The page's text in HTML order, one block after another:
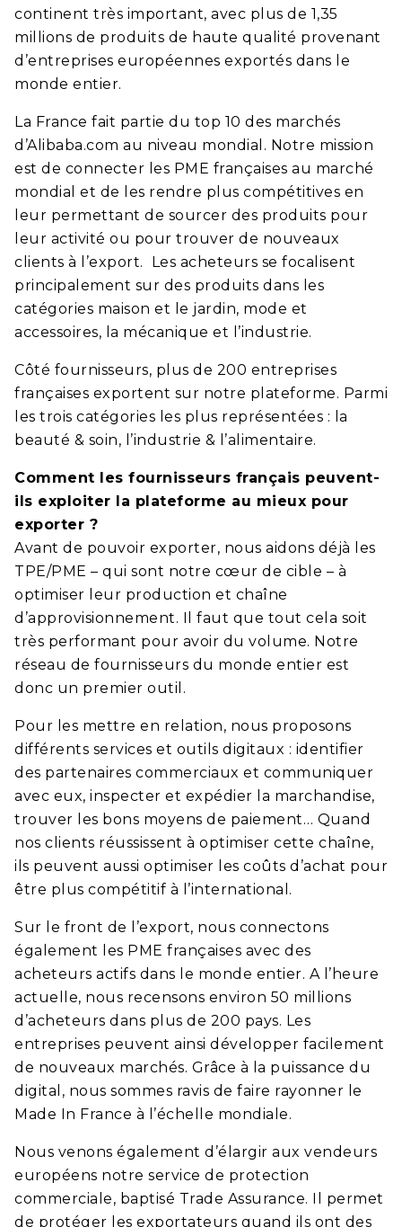
continent très important, avec plus de 1,35
millions de produits de haute qualité provenant
d’entreprises européennes exportés dans le
monde entier.
La France fait partie du top 10 des marchés
d’Alibaba.com au niveau mondial. Notre mission
est de connecter les PME françaises au marché
mondial et de les rendre plus compétitives en
leur permettant de sourcer des produits pour
leur activité ou pour trouver de nouveaux
clients à l’export. Les acheteurs se focalisent
principalement sur des produits dans les
catégories maison et le jardin, mode et
accessoires, la mécanique et l’industrie.
Côté fournisseurs, plus de 200 entreprises
françaises exportent sur notre plateforme. Parmi
les trois catégories les plus représentées : la
beauté & soin, l’industrie & l’alimentaire.
Comment les fournisseurs français peuvent-
ils exploiter la plateforme au mieux pour
exporter ?
Avant de pouvoir exporter, nous aidons déjà les
TPE/PME – qui sont notre cœur de cible – à
optimiser leur production et chaîne
d’approvisionnement. Il faut que tout cela soit
très performant pour avoir du volume. Notre
réseau de fournisseurs du monde entier est
donc un premier outil.
Pour les mettre en relation, nous proposons
différents services et outils digitaux : identifier
des partenaires commerciaux et communiquer
avec eux, inspecter et expédier la marchandise,
trouver les bons moyens de paiement… Quand
nos clients réussissent à optimiser cette chaîne,
ils peuvent aussi optimiser les coûts d’achat pour
être plus compétitif à l’international.
Sur le front de l’export, nous connectons
également les PME françaises avec des
acheteurs actifs dans le monde entier. A l’heure
actuelle, nous recensons environ 50 millions
d’acheteurs dans plus de 200 pays. Les
entreprises peuvent ainsi développer facilement
de nouveaux marchés. Grâce à la puissance du
digital, nous sommes ravis de faire rayonner le
Made In France à l’échelle mondiale.
Nous venons également d’élargir aux vendeurs
européens notre service de protection
commerciale, baptisé Trade Assurance. Il permet
de protéger les exportateurs quand ils ont des